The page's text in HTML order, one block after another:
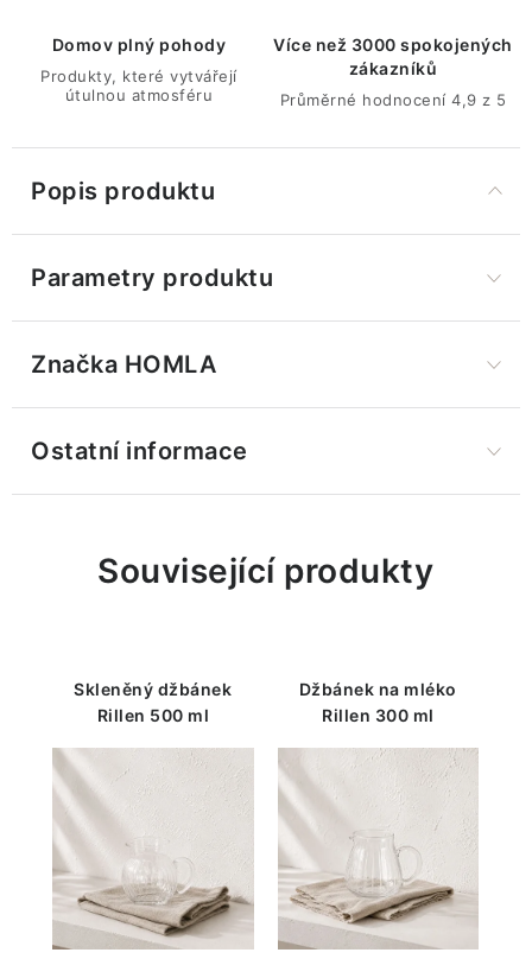
Domov plný pohody
Produkty, které vytvářejí
útulnou atmosféru
Více než 3000 spokojených
zákazníků
Průměrné hodnocení 4,9 z 5
Popis produktu
Parametry produktu
Značka HOMLA
Ostatní informace
Související produkty
Skleněný džbánek
Rillen 500 ml
Džbánek na mléko
Rillen 300 ml